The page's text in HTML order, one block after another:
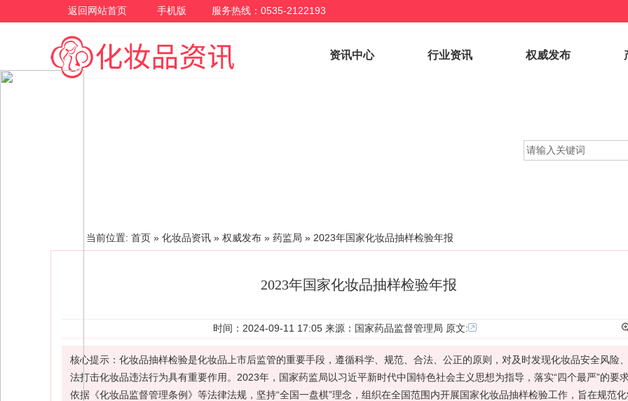
返回网站首页 手机版 服务热线：0535-2122193
资讯中心 行业资讯 权威发布
当前位置: 首页 » 化妆品资讯 » 权威发布 » 药监局 » 2023年国家化妆品抽样检验年报
2023年国家化妆品抽样检验年报
时间：2024-09-11 17:05 来源：国家药品监督管理局 原文:
核心提示：化妆品抽样检验是化妆品上市后监管的重要手段，遵循科学、规范、合法、公正的原则，对及时发现化妆品安全风险
法打击化妆品违法行为具有重要作用。2023年，国家药监局以习近平新时代中国特色社会主义思想为指导，落实“四个最严”的要
依据《化妆品监督管理条例》等法律法规，坚持“全国一盘棋”理念，组织在全国范围内开展国家化妆品抽样检验工作，旨在规范